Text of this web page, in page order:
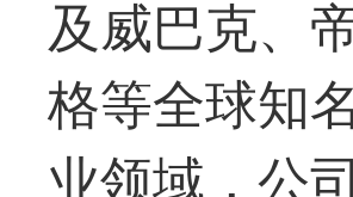
及威巴克、
格等全球知
业领域，公